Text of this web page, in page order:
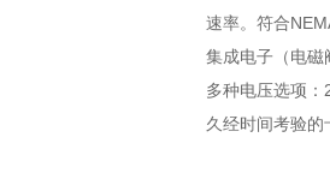
速率。符合
集成电子（电磁
多种电压选项：
久经时间考验的